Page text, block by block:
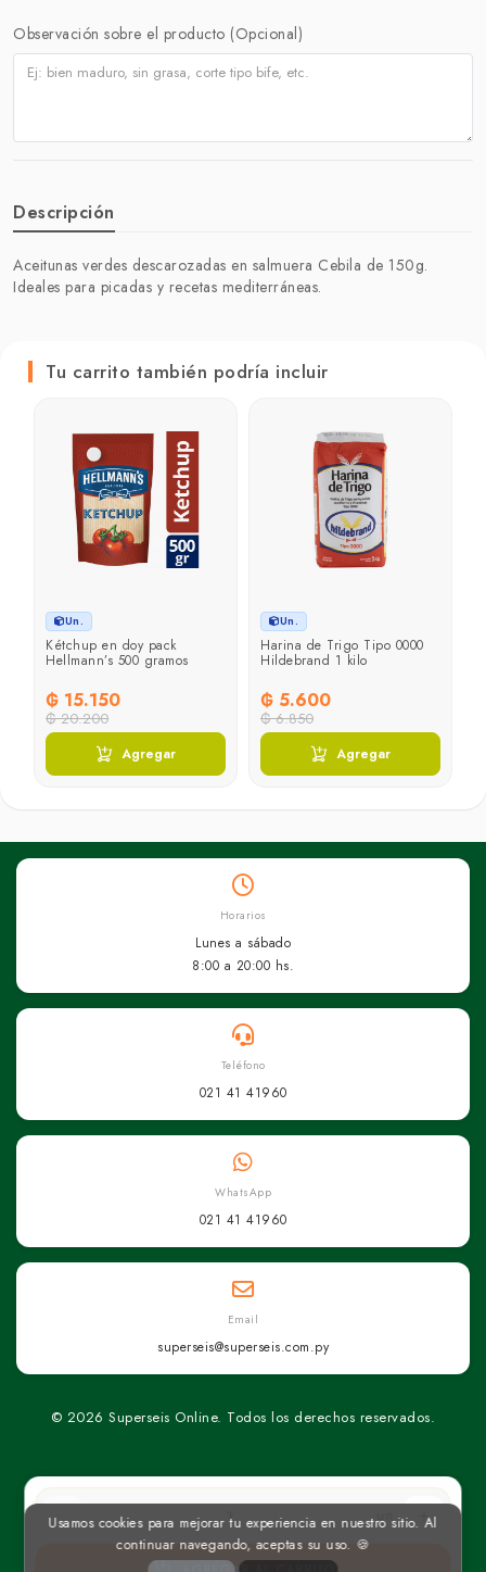
un
Observación sobre el producto (Opcional)
Descripción
Aceitunas verdes descarozadas en salmuera Cebila de 150g.
Ideales para picadas y recetas mediterráneas.
Tu carrito también podría incluir
Un.
Kétchup en doy pack
Hellmann’s 500 gramos
₲ 15.150
₲ 20.200
Agregar
Un.
Harina de Trigo Tipo 0000
Hildebrand 1 kilo
₲ 5.600
₲ 6.850
Agregar
Horarios
Lunes a sábado
8:00 a 20:00 hs.
Teléfono
021 41 41960
WhatsApp
021 41 41960
Email
superseis@superseis.com.py
© 2026 Superseis Online. Todos los derechos reservados.
Usamos cookies para mejorar tu experiencia en nuestro sitio. Al
continuar navegando, aceptas su uso. 🍪